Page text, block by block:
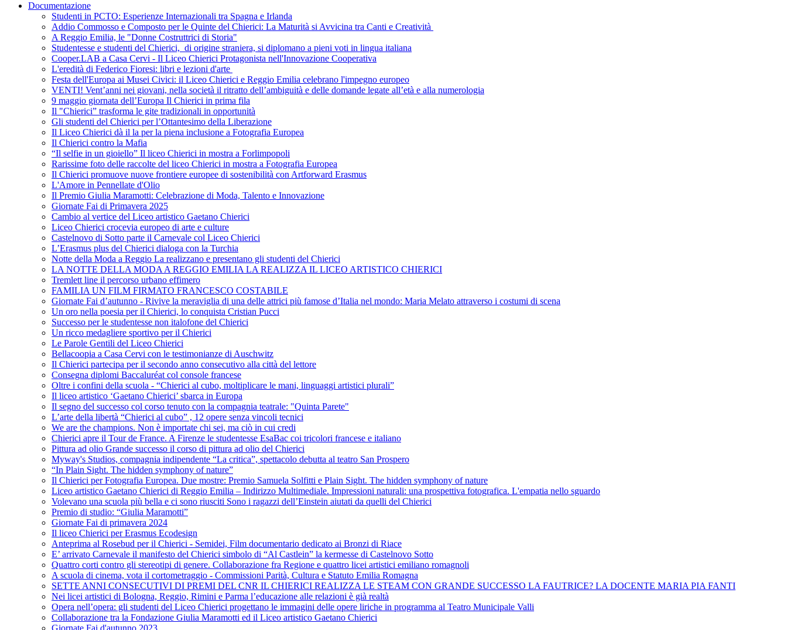
Documentazione
Studenti in PCTO: Esperienze Internazionali tra Spagna e Irlanda
Addio Commosso e Composto per le Quinte del Chierici: La Maturità si Avvicina tra Canti e Creatività
A Reggio Emilia, le "Donne Costruttrici di Storia"
Studentesse e studenti del Chierici, di origine straniera, si diplomano a pieni voti in lingua italiana
Cooper.LAB a Casa Cervi - Il Liceo Chierici Protagonista nell'Innovazione Cooperativa
L'eredità di Federico Fioresi: libri e lezioni d'arte
Festa dell'Europa ai Musei Civici: il Liceo Chierici e Reggio Emilia celebrano l'impegno europeo
VENTI! Vent’anni nei giovani, nella società il ritratto dell’ambiguità e delle domande legate all’età e alla numerologia
9 maggio giornata dell’Europa Il Chierici in prima fila
Il "Chierici” trasforma le gite tradizionali in opportunità
Gli studenti del Chierici per l’Ottantesimo della Liberazione
Il Liceo Chierici dà il la per la piena inclusione a Fotografia Europea
Il Chierici contro la Mafia
“Il selfie in un gioiello” Il liceo Chierici in mostra a Forlimpopoli
Rarissime foto delle raccolte del liceo Chierici in mostra a Fotografia Europea
Il Chierici promuove nuove frontiere europee di sostenibilità con Artforward Erasmus
L'Amore in Pennellate d'Olio
Il Premio Giulia Maramotti: Celebrazione di Moda, Talento e Innovazione
Giornate Fai di Primavera 2025
Cambio al vertice del Liceo artistico Gaetano Chierici
Liceo Chierici crocevia europeo di arte e culture
Castelnovo di Sotto parte il Carnevale col Liceo Chierici
L’Erasmus plus del Chierici dialoga con la Turchia
Notte della Moda a Reggio La realizzano e presentano gli studenti del Chierici
LA NOTTE DELLA MODA A REGGIO EMILIA LA REALIZZA IL LICEO ARTISTICO CHIERICI
Tremlett line il percorso urbano effimero
FAMILIA UN FILM FIRMATO FRANCESCO COSTABILE
Giornate Fai d’autunno - Rivive la meraviglia di una delle attrici più famose d’Italia nel mondo: Maria Melato attraverso i costumi di scena
Un oro nella poesia per il Chierici, lo conquista Cristian Pucci
Successo per le studentesse non italofone del Chierici
Un ricco medagliere sportivo per il Chierici
Le Parole Gentili del Liceo Chierici
Bellacoopia a Casa Cervi con le testimonianze di Auschwitz
Il Chierici partecipa per il secondo anno consecutivo alla città del lettore
Consegna diplomi Baccaluréat col console francese
Oltre i confini della scuola - “Chierici al cubo, moltiplicare le mani, linguaggi artistici plurali”
Il liceo artistico ‘Gaetano Chierici’ sbarca in Europa
Il segno del successo col corso tenuto con la compagnia teatrale: "Quinta Parete"
L’arte della libertà “Chierici al cubo” , 12 opere senza vincoli tecnici
We are the champions. Non è importate chi sei, ma ciò in cui credi
Chierici apre il Tour de France. A Firenze le studentesse EsaBac coi tricolori francese e italiano
Pittura ad olio Grande successo il corso di pittura ad olio del Chierici
Myway's Studios, compagnia indipendente “La critica”, spettacolo debutta al teatro San Prospero
“In Plain Sight. The hidden symphony of nature”
Il Chierici per Fotografia Europea. Due mostre: Premio Samuela Solfitti e Plain Sight. The hidden symphony of nature
Liceo artistico Gaetano Chierici di Reggio Emilia – Indirizzo Multimediale. Impressioni naturali: una prospettiva fotografica. L'empatia nello sguardo
Volevano una scuola più bella e ci sono riusciti Sono i ragazzi dell’Einstein aiutati da quelli del Chierici
Premio di studio: “Giulia Maramotti”
Giornate Fai di primavera 2024
Il liceo Chierici per Erasmus Ecodesign
Anteprima al Rosebud per il Chierici - Semidei, Film documentario dedicato ai Bronzi di Riace
E’ arrivato Carnevale il manifesto del Chierici simbolo di “Al Castlein” la kermesse di Castelnovo Sotto
Quattro corti contro gli stereotipi di genere. Collaborazione fra Regione e quattro licei artistici emiliano romagnoli
A scuola di cinema, vota il cortometraggio - Commissioni Parità, Cultura e Statuto Emilia Romagna
SETTE ANNI CONSECUTIVI DI PREMI DEL CNR IL CHIERICI REALIZZA LE STEAM CON GRANDE SUCCESSO LA FAUTRICE? LA DOCENTE MARIA PIA FANTI
Nei licei artistici di Bologna, Reggio, Rimini e Parma l’educazione alle relazioni è già realtà
Opera nell’opera: gli studenti del Liceo Chierici progettano le immagini delle opere liriche in programma al Teatro Municipale Valli
Collaborazione tra la Fondazione Giulia Maramotti ed il Liceo artistico Gaetano Chierici